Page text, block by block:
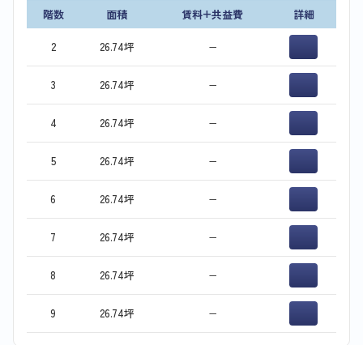
階数 面積 賃料+共益費 詳細
2 26.74坪 −
3 26.74坪 −
4 26.74坪 −
5 26.74坪 −
6 26.74坪 −
7 26.74坪 −
8 26.74坪 −
9 26.74坪 −